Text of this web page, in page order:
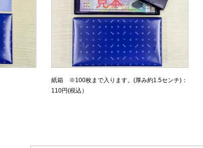
紙箱 ※100枚まで入ります。(厚み約1.5センチ)：
110円(税込）